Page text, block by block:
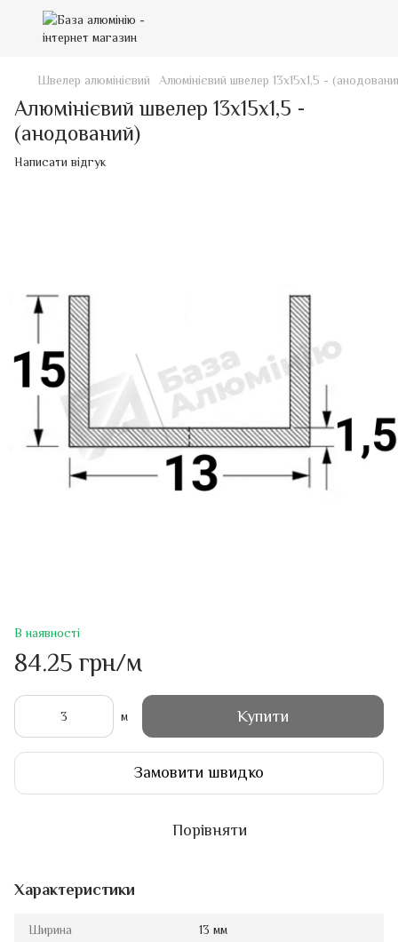
Швелер алюмінієвий Алюмінієвий швелер 13х15х1,5 -
Алюмінієвий швелер 13х15х1,5 -
(анодований)
Написати відгук
В наявності
84.25 грн/м
м Купити
Замовити швидко
Порівняти
Характеристики
Ширина 13 мм